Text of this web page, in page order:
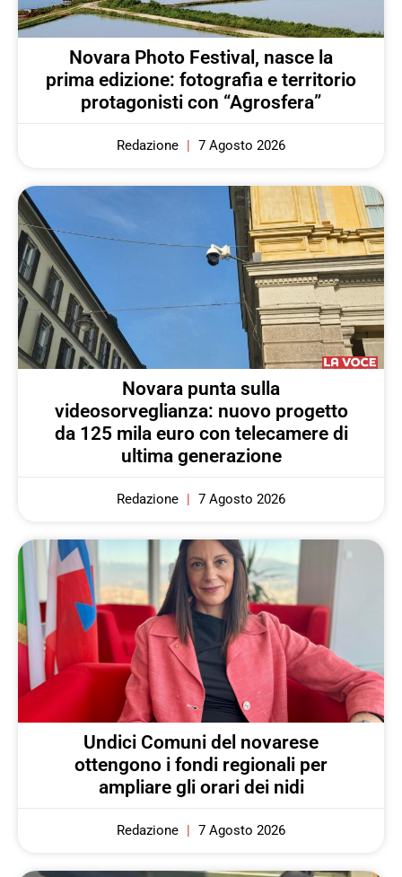
Novara Photo Festival, nasce la
prima edizione: fotografia e territorio
protagonisti con “Agrosfera”
Redazione 7 Agosto 2026
Novara punta sulla
videosorveglianza: nuovo progetto
da 125 mila euro con telecamere di
ultima generazione
Redazione 7 Agosto 2026
Undici Comuni del novarese
ottengono i fondi regionali per
ampliare gli orari dei nidi
Redazione 7 Agosto 2026